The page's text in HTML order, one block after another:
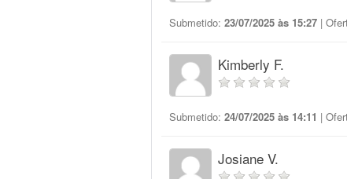
Submetido: 23/07/2025 às 15:27 |
Kimberly F.
Submetido: 24/07/2025 às 14:11 |
Josiane V.